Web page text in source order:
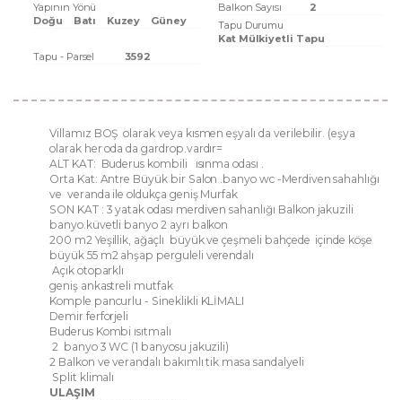
Yapının Yönü
Doğu
Batı Kuzey Güney
Balkon Sayısı
2
Tapu Durumu
Kat Mülkiyetli Tapu
Tapu - Parsel
3592
Villamız BOŞ olarak veya kısmen eşyalı da verilebilir. (eşya
olarak her oda da gardrop.vardır=
ALT KAT: Buderus kombili ısınma odası .
Orta Kat: Antre Büyük bir Salon .banyo wc -Merdiven sahahlığı
ve veranda ile oldukça geniş Murfak
SON KAT : 3 yatak odası merdiven sahanlığı Balkon jakuzili
banyo.küvetli banyo 2 ayrı balkon
200 m2 Yeşillik, ağaçlı büyük ve çeşmeli bahçede içinde köşe
büyük 55 m2 ahşap perguleli verendalı
Açık otoparklı
geniş ankastreli mutfak
Komple pancurlu - Sineklikli KLİMALI
Demir ferforjeli
Buderus Kombi ısıtmalı
2 banyo 3 WC (1 banyosu jakuzili)
2 Balkon ve verandalı bakımlı tik masa sandalyeli
Split klimalı
ULAŞIM